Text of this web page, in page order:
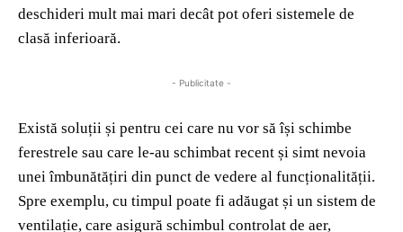
deschideri mult mai mari decât pot oferi sistemele de
clasă inferioară.
- Publicitate -
Există soluții și pentru cei care nu vor să își schimbe
ferestrele sau care le-au schimbat recent și simt nevoia
unei îmbunătățiri din punct de vedere al funcționalității.
Spre exemplu, cu timpul poate fi adăugat și un sistem de
ventilație, care asigură schimbul controlat de aer,